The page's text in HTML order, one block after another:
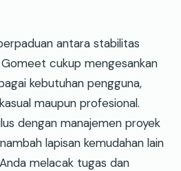
antara stabilitas
cukup mengesankan
kebutuhan pengguna,
maupun profesional.
dengan manajemen proyek
lapisan kemudahan lain
melacak tugas dan